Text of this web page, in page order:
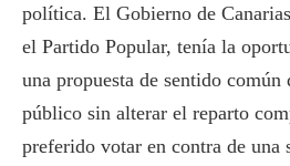
política. El Gobierno de
el Partido Popular, tenía la
una propuesta de sentido común
público sin alterar el reparto
preferido votar en contra de una